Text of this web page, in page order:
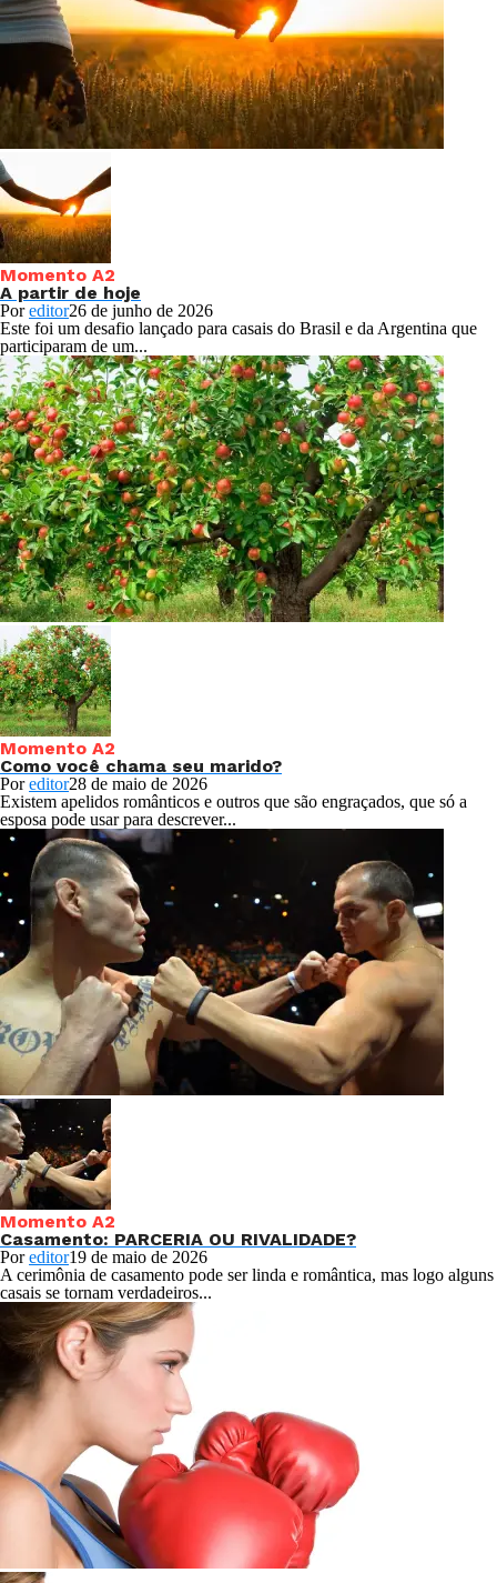
Momento A2
A partir de hoje
Poreditor26 de junho de 2026
Este foi um desafio lançado para casais do Brasil e da Argentina que
participaram de um...
Momento A2
Como você chama seu marido?
Poreditor28 de maio de 2026
Existem apelidos românticos e outros que são engraçados, que só a
esposa pode usar para descrever...
Momento A2
Casamento: PARCERIA OU RIVALIDADE?
Poreditor19 de maio de 2026
A cerimônia de casamento pode ser linda e romântica, mas logo alguns
casais se tornam verdadeiros...